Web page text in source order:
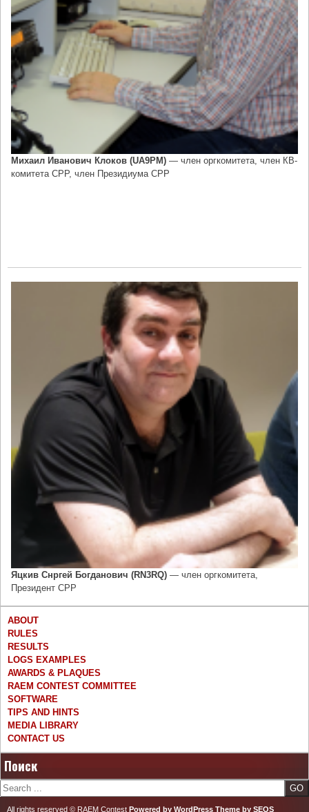
Михаил Иванович Клоков (UA9PM) — член оргкомитета, член КВ-
комитета СРР, член Президиума СРР
Яцкив Снргей Богданович (RN3RQ) — член оргкомитета,
Президент СРР
ABOUT
RULES
RESULTS
LOGS EXAMPLES
AWARDS & PLAQUES
RAEM CONTEST COMMITTEE
SOFTWARE
TIPS AND HINTS
MEDIA LIBRARY
CONTACT US
Поиск
Search
All rights reserved © RAEM Contest Powered by WordPress Theme by SEOS